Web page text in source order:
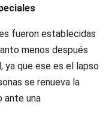
fueron establecidas
menos después
ya que ese es el lapso
se renueva la
ante una